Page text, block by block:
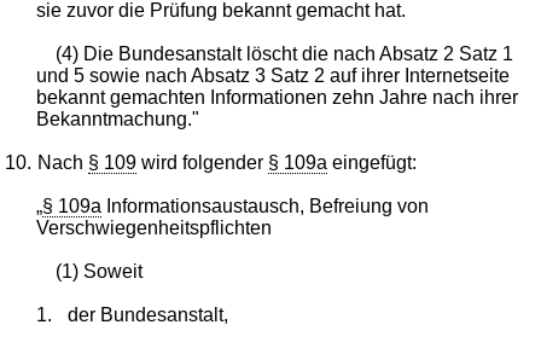
sie zuvor die Prüfung bekannt gemacht hat.
(4) Die Bundesanstalt löscht die nach Absatz 2 Satz 1
und 5 sowie nach Absatz 3 Satz 2 auf ihrer Internetseite
bekannt gemachten Informationen zehn Jahre nach ihrer
Bekanntmachung."
10. Nach § 109 wird folgender § 109a eingefügt:
„§ 109a Informationsaustausch, Befreiung von
Verschwiegenheitspflichten
(1) Soweit
1. der Bundesanstalt,